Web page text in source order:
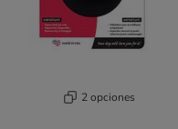
2 opciones